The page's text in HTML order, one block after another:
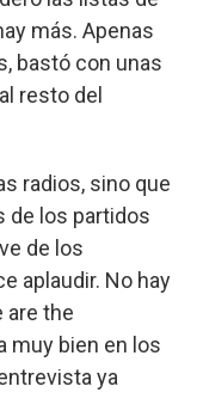
más. Apenas
bastó con unas
resto del
radios, sino que
de los partidos
de los
aplaudir. No hay
are the
muy bien en los
ya